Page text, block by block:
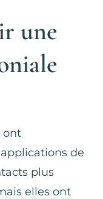
une
ont
de
plus
elles ont